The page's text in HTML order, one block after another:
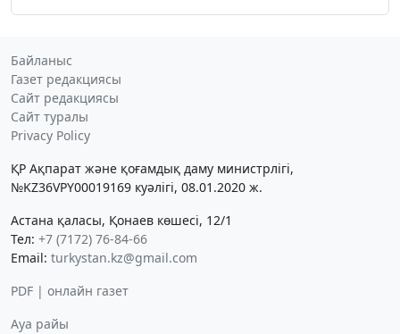
Байланыс
Газет редакциясы
Сайт редакциясы
Сайт туралы
Privacy Policy
ҚР Ақпарат және қоғамдық даму министрлігі,
№KZ36VPY00019169 куәлігі, 08.01.2020 ж.
Астана қаласы, Қонаев көшесі, 12/1
Тел: +7 (7172) 76-84-66
Email: turkystan.kz@gmail.com
PDF | онлайн газет
Ауа райы